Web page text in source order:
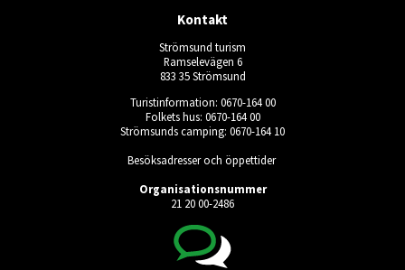
Kontakt
Strömsund turism
Ramselevägen 6
833 35 Strömsund
Turistinformation: 0670-164 00
Folkets hus: 0670-164 00
Strömsunds camping: 0670-164 10
Besöksadresser och öppettider
Organisationsnummer
21 20 00-2486